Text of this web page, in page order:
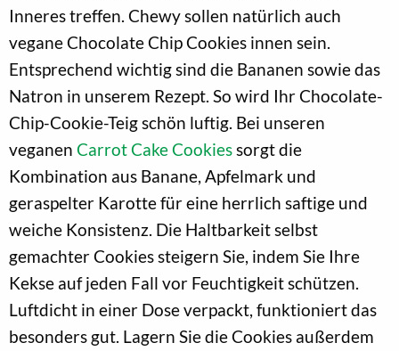
Inneres treffen. Chewy sollen natürlich auch
vegane Chocolate Chip Cookies innen sein.
Entsprechend wichtig sind die Bananen sowie das
Natron in unserem Rezept. So wird Ihr Chocolate-
Chip-Cookie-Teig schön luftig. Bei unseren
veganen Carrot Cake Cookiessorgt die
Kombination aus Banane, Apfelmark und
geraspelter Karotte für eine herrlich saftige und
weiche Konsistenz. Die Haltbarkeit selbst
gemachter Cookies steigern Sie, indem Sie Ihre
Kekse auf jeden Fall vor Feuchtigkeit schützen.
Luftdicht in einer Dose verpackt, funktioniert das
besonders gut. Lagern Sie die Cookies außerdem